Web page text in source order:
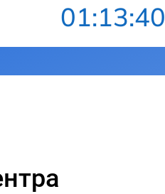
01:13:40